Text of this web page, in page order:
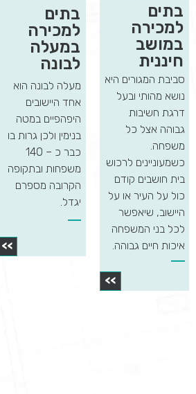
בתים
למכירה
במושב
חיננית
סביבת המגורים היא
נושא מהותי ובעל
דרגת חשיבות
גבוהה אצל כל
משפחה.
כשמעוניינים לרכוש
בית חושבים קודם
כול על העיר או על
היישוב, שיאפשר
לכל בני המשפחה
איכות חיים גבוהה.
>>
בתים
למכירה
במעלה
לבונה
מעלה לבונה הוא
אחד היישובים
היפהפיים במטה
בנימין ולכן גרות בו
כבר כ – 140
משפחות ובתקופה
הקרובה מספרם
יגדל.
>>